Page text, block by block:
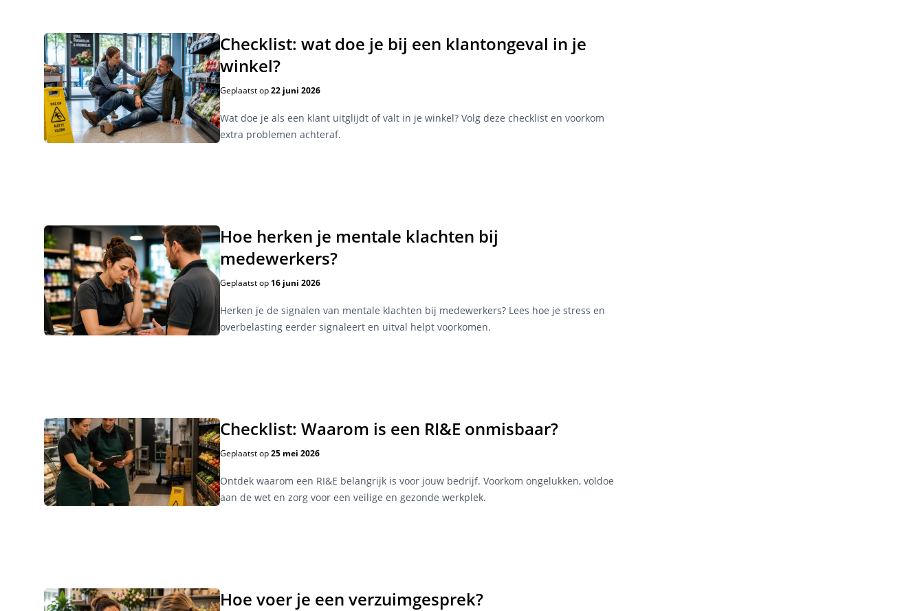
Checklist: wat doe je bij een klantongeval in je
winkel?
Geplaatst op22 juni 2026
Wat doe je als een klant uitglijdt of valt in je winkel? Volg deze checklist en voorkom
extra problemen achteraf.
Hoe herken je mentale klachten bij
medewerkers?
Geplaatst op 16 juni 2026
Herken je de signalen van mentale klachten bij medewerkers? Lees hoe je stress en
overbelasting eerder signaleert en uitval helpt voorkomen.
Checklist: Waarom is een RI&E onmisbaar?
Geplaatst op25 mei 2026
Ontdek waarom een RI&E belangrijk is voor jouw bedrijf. Voorkom ongelukken, voldoe
aan de wet en zorg voor een veilige en gezonde werkplek.
Hoe voer je een verzuimgesprek?